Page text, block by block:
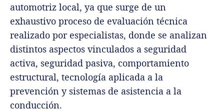
automotriz local, ya que surge de un
exhaustivo proceso de evaluación técnica
realizado por especialistas, donde se analizan
distintos aspectos vinculados a seguridad
activa, seguridad pasiva, comportamiento
estructural, tecnología aplicada a la
prevención y sistemas de asistencia a la
conducción.